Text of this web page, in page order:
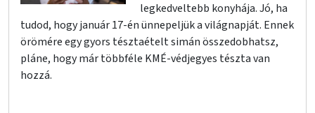
legkedveltebb konyhája. Jó, ha
tudod, hogy január 17-én ünnepeljük a világnapját. Ennek
örömére egy gyors tésztaételt simán összedobhatsz,
pláne, hogy már többféle KMÉ-védjegyes tészta van
hozzá.